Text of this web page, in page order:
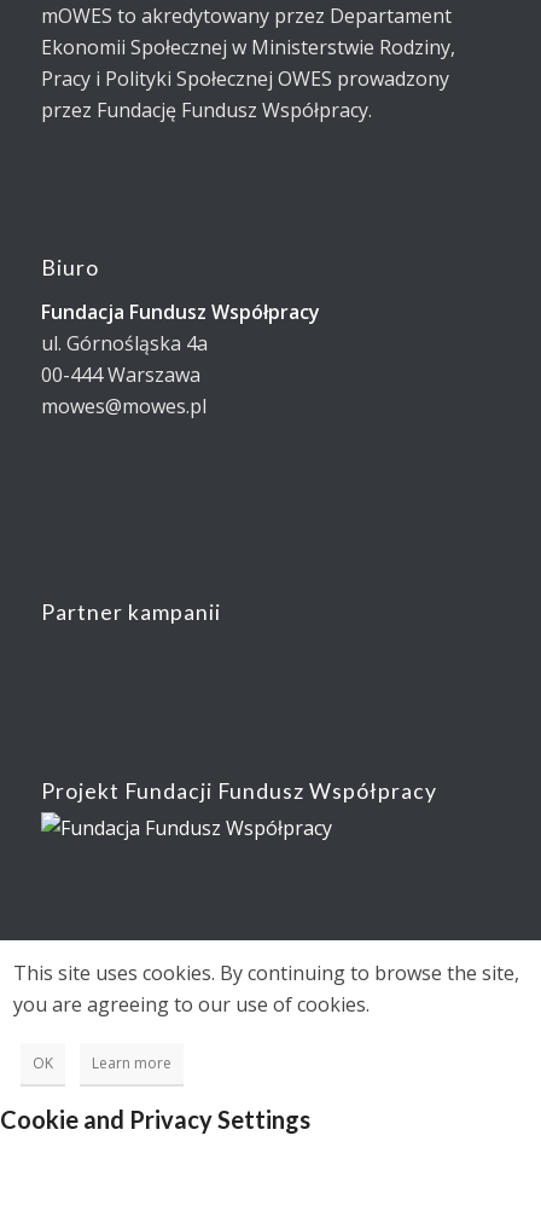
mOWES to akredytowany przez Departament
Ekonomii Społecznej w Ministerstwie Rodziny,
Pracy i Polityki Społecznej OWES prowadzony
przez Fundację Fundusz Współpracy.
Biuro
Fundacja Fundusz Współpracy
ul. Górnośląska 4a
00-444 Warszawa
mowes@mowes.pl
Partner kampanii
Projekt Fundacji Fundusz Współpracy
This site uses cookies. By continuing to browse the site,
you are agreeing to our use of cookies.
OK Learn more
Cookie and Privacy Settings